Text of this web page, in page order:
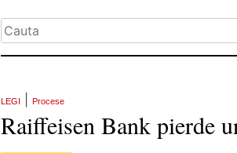
LEGI Procese
Raiffeisen Bank pierde